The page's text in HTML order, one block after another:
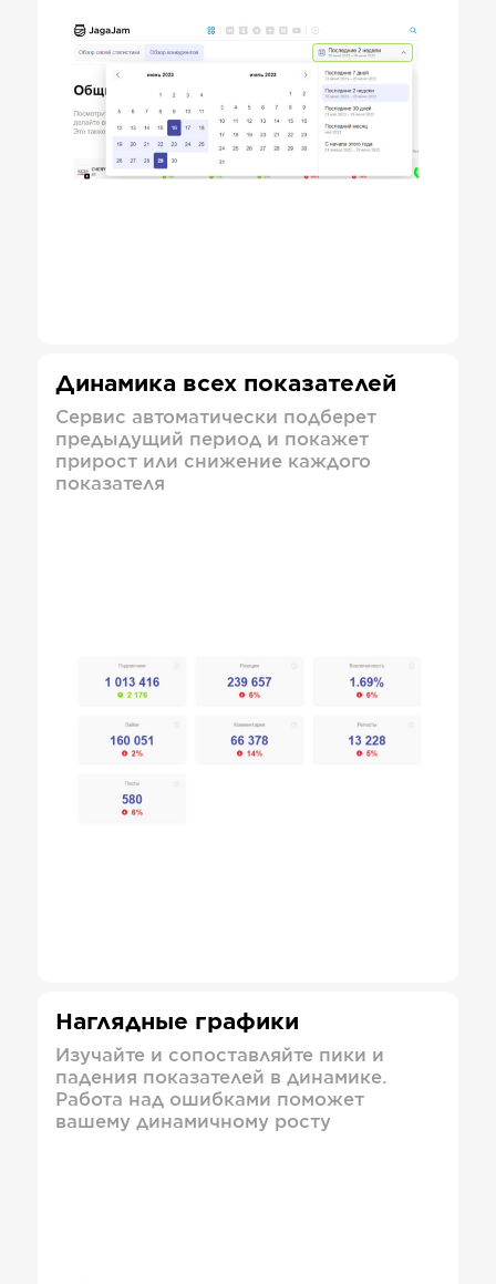
Динамика всех показателей
Сервис автоматически подберет
предыдущий период и покажет
прирост или снижение каждого
показателя
Наглядные графики
Изучайте и сопоставляйте пики и
падения показателей в динамике.
Работа над ошибками поможет
вашему динамичному росту